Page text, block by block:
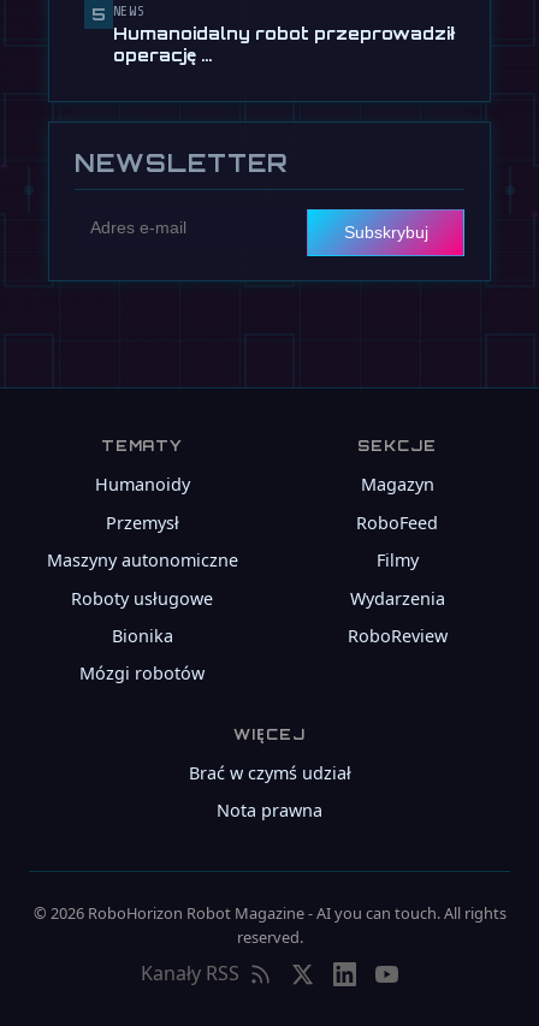
📰NVIDIA udostępnia GR00T 1.7,
darmowy mózg dla humanoidów
13 lipca
5 NEWS
Humanoidalny robot przeprowadził
operację …
NEWSLETTER
Subskrybuj
TEMATY
Humanoidy
Przemysł
Maszyny autonomiczne
Roboty usługowe
Bionika
Mózgi robotów
SEKCJE
Magazyn
RoboFeed
Filmy
Wydarzenia
RoboReview
WIĘCEJ
Brać w czymś udział
Nota prawna
© 2026 RoboHorizon Robot Magazine - AI you can touch. All rights
reserved.
Kanały RSS